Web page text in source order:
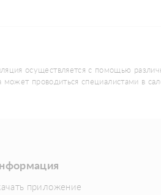
осуществляется с помощью
проводиться специалистами в
приложение